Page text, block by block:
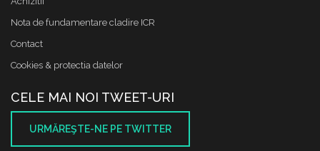
Nota de fundamentare cladire ICR
Contact
Cookies & protectia datelor
CELE MAI NOI TWEET-URI
URMĂREŞTE-NE PE TWITTER